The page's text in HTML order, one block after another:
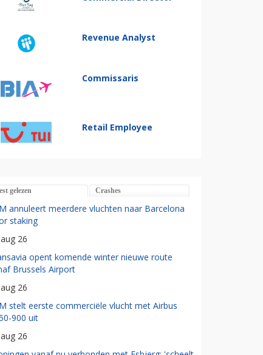
Revenue Analyst
Commissaris
Retail Employee
gelezen Crashes
annuleert meerdere vluchten naar Barcelona
staking
26
opent komende winter nieuwe route
Brussels Airport
26
stelt eerste commerciële vlucht met Airbus
900 uit
26